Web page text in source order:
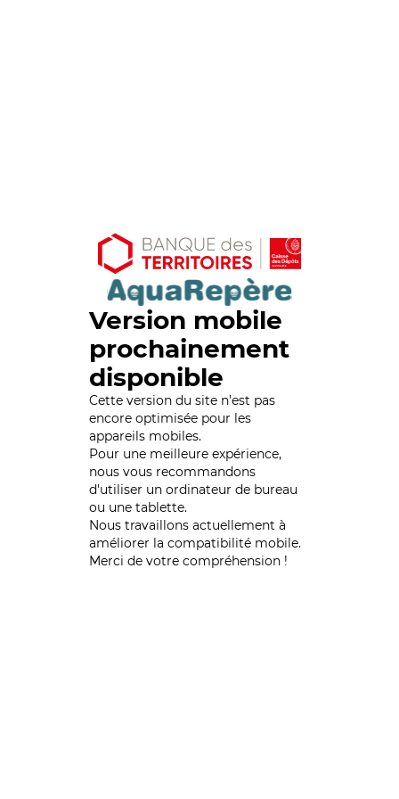
Version mobile
prochainement
disponible
Cette version du site n’est pas
encore optimisée pour les
appareils mobiles.
Pour une meilleure expérience,
nous vous recommandons
d'utiliser un ordinateur de bureau
ou une tablette.
Nous travaillons actuellement à
améliorer la compatibilité mobile.
Merci de votre compréhension !